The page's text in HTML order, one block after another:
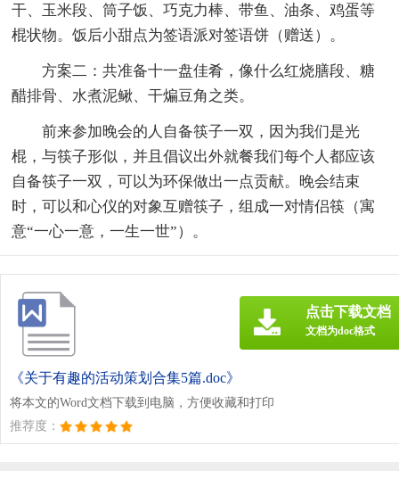
干、玉米段、筒子饭、巧克力棒、带鱼、油条、鸡蛋等
棍状物。饭后小甜点为签语派对签语饼（赠送）。
方案二：共准备十一盘佳肴，像什么红烧膳段、糖
醋排骨、水煮泥鳅、干煸豆角之类。
前来参加晚会的人自备筷子一双，因为我们是光
棍，与筷子形似，并且倡议出外就餐我们每个人都应该
自备筷子一双，可以为环保做出一点贡献。晚会结束
时，可以和心仪的对象互赠筷子，组成一对情侣筷（寓
意“一心一意，一生一世”）。
《关于有趣的活动策划合集5篇.doc》
将本文的Word文档下载到电脑，方便收藏和打印
推荐度：
点击下载文档
文档为doc格式